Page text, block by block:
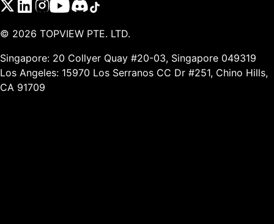
© 2026 TOPVIEW PTE. LTD.
Singapore: 20 Collyer Quay #20-03, Singapore 049319
Los Angeles: 15970 Los Serranos CC Dr #251, Chino Hills,
CA 91709